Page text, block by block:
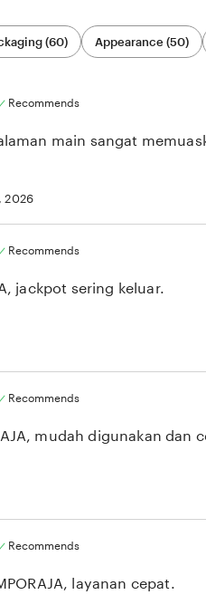
(60) Appearance (50)
Recommends
main sangat
2026
Recommends
jackpot sering keluar.
Recommends
mudah digunakan dan
Recommends
layanan cepat.